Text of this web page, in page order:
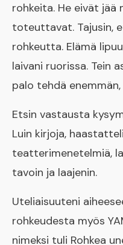
rohkeita. He eivät jää
toteuttavat. Tajusin,
rohkeutta. Elämä
laivani ruorissa. Tein
palo tehdä
Etsin vastausta
Luin kirjoja,
teatterimenetelmiä,
tavoin ja laajenin.
Uteliaisuuteni
rohkeudesta myös
nimeksi tuli Rohkea